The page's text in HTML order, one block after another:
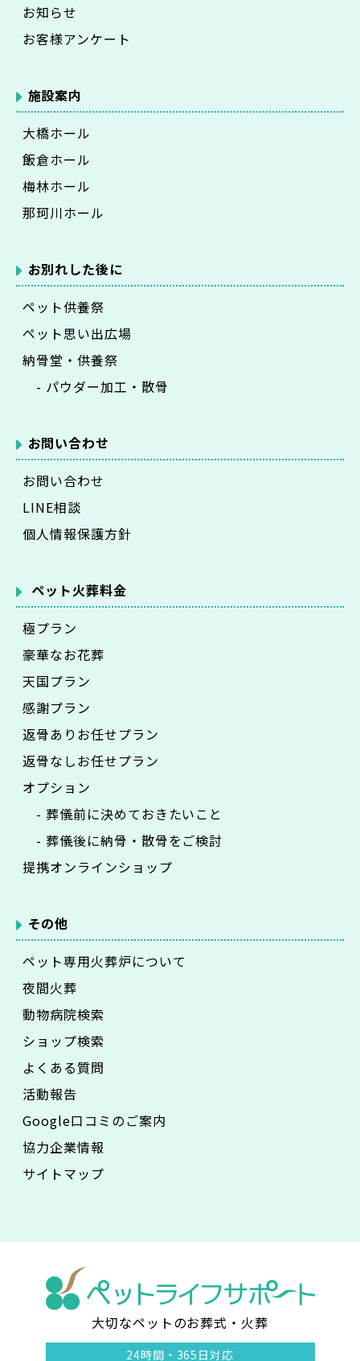
お知らせ
お客様アンケート
施設案内
大橋ホール
飯倉ホール
梅林ホール
那珂川ホール
お別れした後に
ペット供養祭
ペット思い出広場
納骨堂・供養祭
- パウダー加工・散骨
お問い合わせ
お問い合わせ
LINE相談
個人情報保護方針
ペット火葬料金
極プラン
豪華なお花葬
天国プラン
感謝プラン
返骨ありお任せプラン
返骨なしお任せプラン
オプション
- 葬儀前に決めておきたいこと
- 葬儀後に納骨・散骨をご検討
提携オンラインショップ
その他
ペット専用火葬炉について
夜間火葬
動物病院検索
ショップ検索
よくある質問
活動報告
Google口コミのご案内
協力企業情報
サイトマップ
大切なペットのお葬式・火葬
24時間・ 365日対応